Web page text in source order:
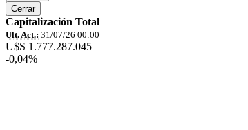
Cerrar
Capitalización Total
Ult. Act.: 31/07/26 00:00
U$S 1.777.287.045
-0,04%